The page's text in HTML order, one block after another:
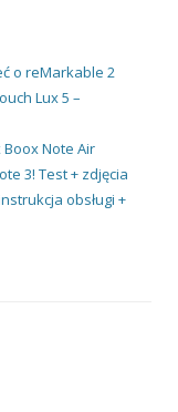
o reMarkable 2
Lux 5 –
Note Air
3! Test + zdjęcia
obsługi +